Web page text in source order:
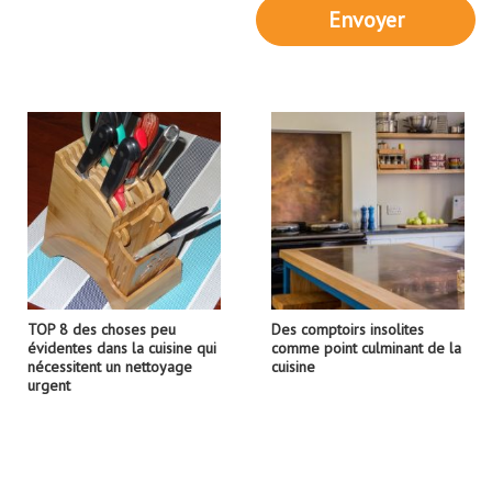
Envoyer
TOP 8 des choses peu
évidentes dans la cuisine qui
nécessitent un nettoyage
urgent
Des comptoirs insolites
comme point culminant de la
cuisine